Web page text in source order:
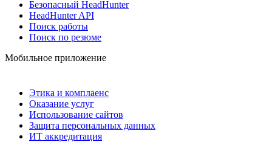
Безопасный HeadHunter
HeadHunter API
Поиск работы
Поиск по резюме
Мобильное приложение
Этика и комплаенс
Оказание услуг
Использование сайтов
Защита персональных данных
ИТ аккредитация